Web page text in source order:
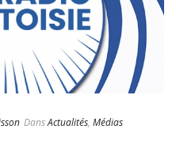
DansActualités, Médias